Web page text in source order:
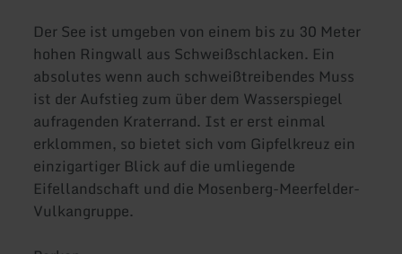
Der See ist umgeben von einem bis zu 30 Meter
hohen Ringwall aus Schweißschlacken. Ein
absolutes wenn auch schweißtreibendes Muss
ist der Aufstieg zum über dem Wasserspiegel
aufragenden Kraterrand. Ist er erst einmal
erklommen, so bietet sich vom Gipfelkreuz ein
einzigartiger Blick auf die umliegende
Eifellandschaft und die Mosenberg-Meerfelder-
Vulkangruppe.